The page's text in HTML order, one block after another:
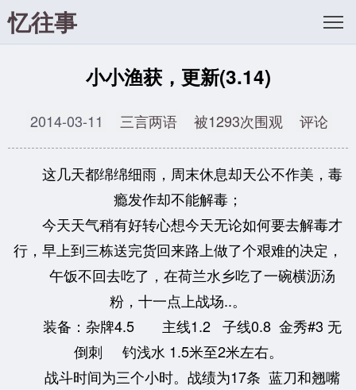
忆往事
小小渔获，更新(3.14)
2014-03-11 三言两语 被1293次围观 评论
这几天都绵绵细雨，周末休息却天公不作美，毒
瘾发作却不能解毒；
今天天气稍有好转心想今天无论如何要去解毒才
行，早上到三栋送完货回来路上做了个艰难的决定，
午饭不回去吃了，在荷兰水乡吃了一碗横沥汤
粉，十一点上战场..。
装备：杂牌4.5 主线1.2 子线0.8 金秀#3 无
倒刺 钓浅水 1.5米至2米左右。
战斗时间为三个小时。战绩为17条 蓝刀和翘嘴